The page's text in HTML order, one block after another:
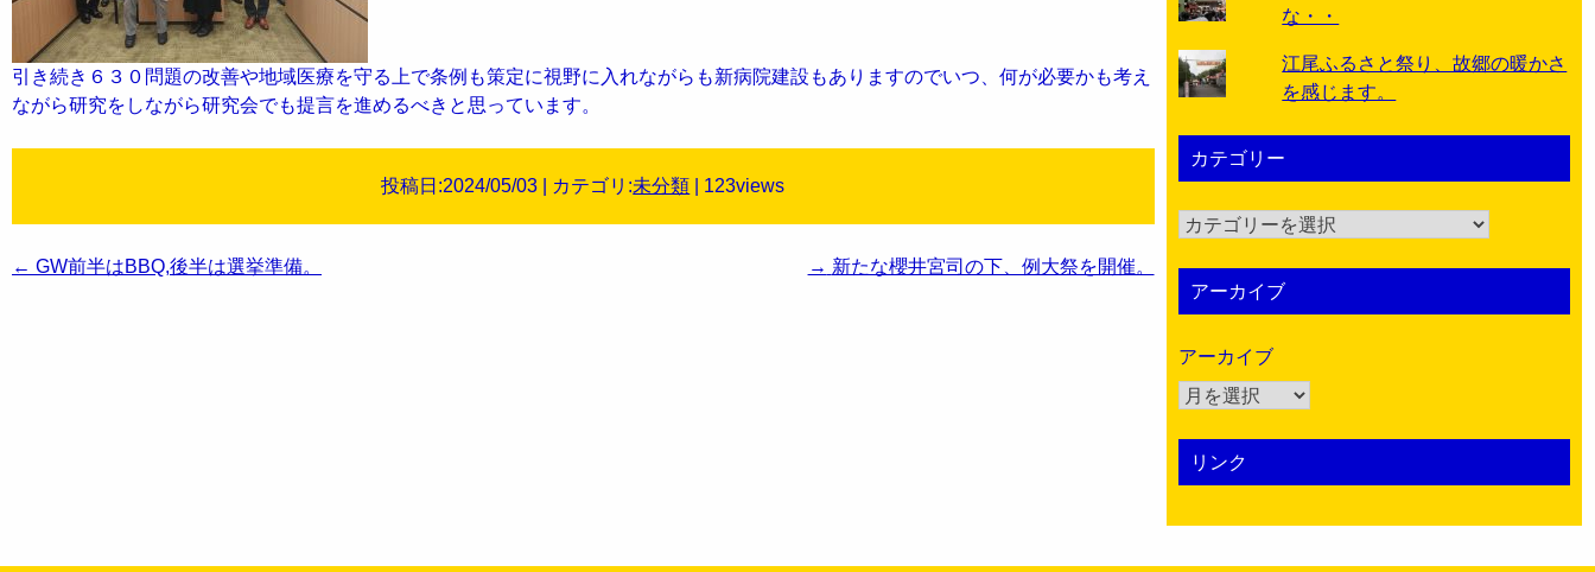
引き続き６３０問題の改善や地域医療を守る上で条例も策定に視野に入れながらも新病院建設もありますのでいつ、何が必要かも考え
ながら研究をしながら研究会でも提言を進めるべきと思っています。
投稿日:2024/05/03 | カテゴリ:未分類 | 123views
投
← GW前半はBBQ,後半は選挙準備。 → 新たな櫻井宮司の下、例大祭を開催。
な・・
江尾ふるさと祭り、故郷の暖かさ
を感じます。
カテゴリー
カ
アーカイブ
アーカイブ
リンク